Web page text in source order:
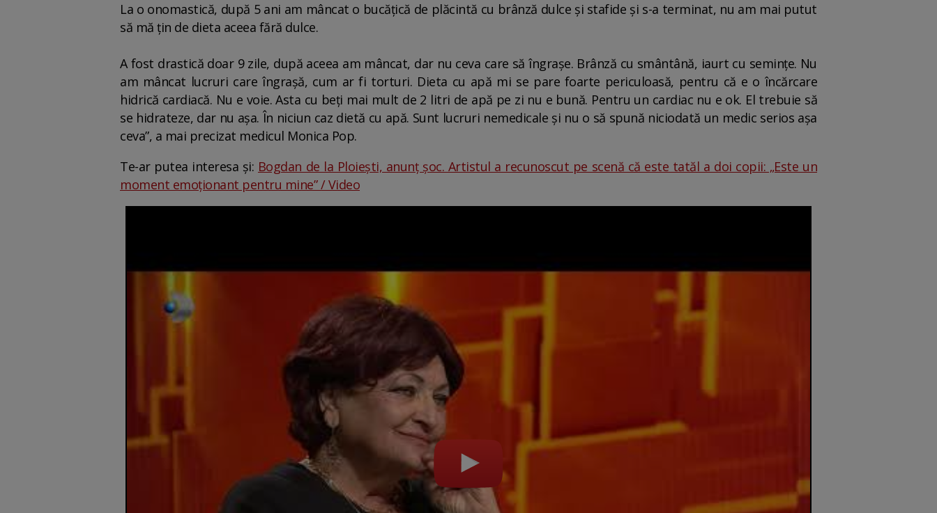
La o onomastică, după 5 ani am mâncat o bucățică de plăcintă cu brânză dulce și stafide și s-a terminat, nu am mai putut
să mă țin de dieta aceea fără dulce.
A fost drastică doar 9 zile, după aceea am mâncat, dar nu ceva care să îngrașe. Brânză cu smântână, iaurt cu semințe. Nu
am mâncat lucruri care îngrașă, cum ar fi torturi. Dieta cu apă mi se pare foarte periculoasă, pentru că e o încărcare
hidrică cardiacă. Nu e voie. Asta cu beți mai mult de 2 litri de apă pe zi nu e bună. Pentru un cardiac nu e ok. El trebuie să
se hidrateze, dar nu așa. În niciun caz dietă cu apă. Sunt lucruri nemedicale și nu o să spună niciodată un medic serios așa
ceva”, a mai precizat medicul Monica Pop.
Te-ar putea interesa și: Bogdan de la Ploiești, anunț șoc. Artistul a recunoscut pe scenă că este tatăl a doi copii: „Este un
moment emoționant pentru mine” / Video